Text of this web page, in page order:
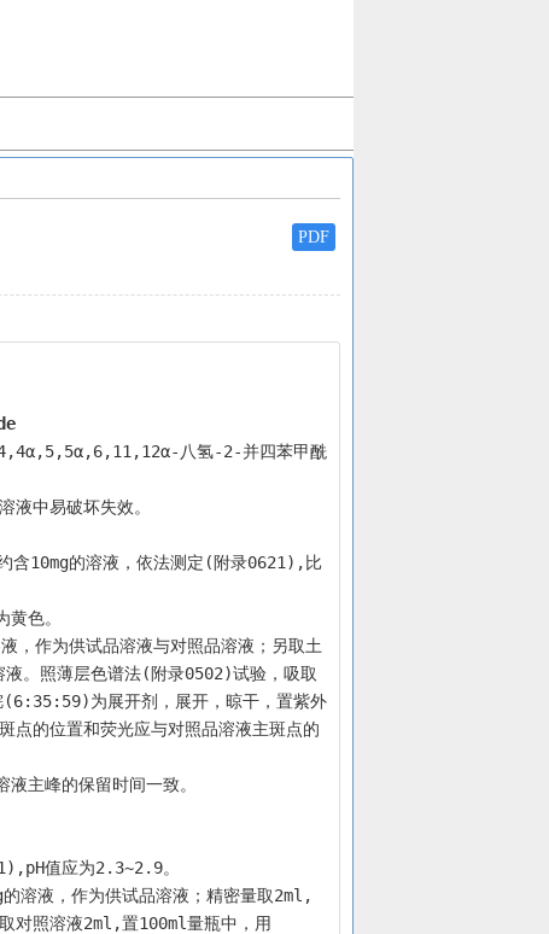
PDF
八氢-2-并四苯甲酰
液中易破坏失效。
含10mg的溶液，依法测定(附录0621),比
色。
，作为供试品溶液与对照品溶液；另取土
液。照薄层色谱法(附录0502)试验，吸取
(6:35:59)为展开剂，展开，晾干，置紫外
点的位置和荧光应与对照品溶液主斑点的
主峰的保留时间一致。
值应为2.3~2.9。
溶液，作为供试品溶液；精密量取2ml,
对照溶液2ml,置100ml量瓶中，用